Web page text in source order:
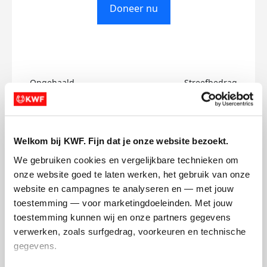
Welkom bij KWF. Fijn dat je onze website bezoekt.
We gebruiken cookies en vergelijkbare technieken om
onze website goed te laten werken, het gebruik van onze
website en campagnes te analyseren en — met jouw
toestemming — voor marketingdoeleinden. Met jouw
toestemming kunnen wij en onze partners gegevens
verwerken, zoals surfgedrag, voorkeuren en technische
gegevens.
Doneer nu
Opgehaald
€0
Streefbedrag
€750
Joey's badges